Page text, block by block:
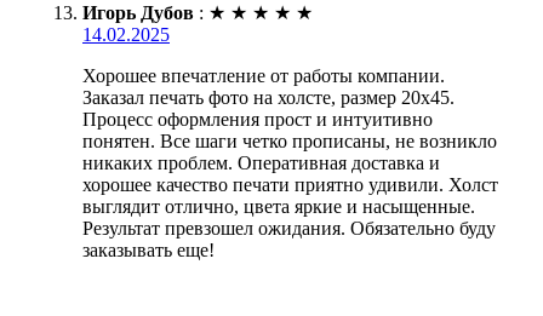
Игорь Дубов : ★ ★ ★ ★ ★
14.02.2025
Хорошее впечатление от работы компании.
Заказал печать фото на холсте, размер 20х45.
Процесс оформления прост и интуитивно
понятен. Все шаги четко прописаны, не возникло
никаких проблем. Оперативная доставка и
хорошее качество печати приятно удивили. Холст
выглядит отлично, цвета яркие и насыщенные.
Результат превзошел ожидания. Обязательно буду
заказывать еще!